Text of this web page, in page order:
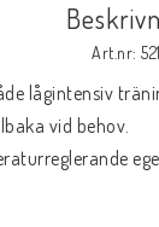
Art.nr:
lågintensiv
vid behov.